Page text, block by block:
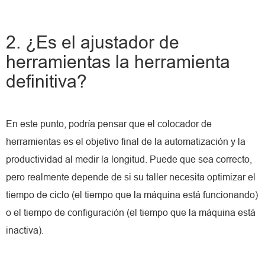
2. ¿Es el ajustador de
herramientas la herramienta
definitiva?
En este punto, podría pensar que el colocador de
herramientas es el objetivo final de la automatización y la
productividad al medir la longitud. Puede que sea correcto,
pero realmente depende de si su taller necesita optimizar el
tiempo de ciclo (el tiempo que la máquina está funcionando)
o el tiempo de configuración (el tiempo que la máquina está
inactiva).